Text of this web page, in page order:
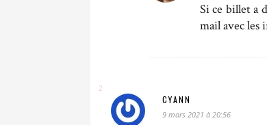
Si ce billet a
mail avec les
CYANN
9 mars 2021 à 20:56